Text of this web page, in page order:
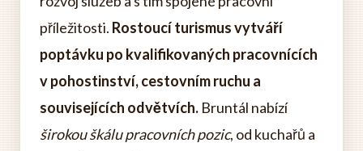
příležitosti. Rostoucí turismus vytváří
poptávku po kvalifikovaných pracovnících
v pohostinství, cestovním ruchu a
souvisejících odvětvích. Bruntál nabízí
širokou škálu pracovních pozic, od kuchařů a